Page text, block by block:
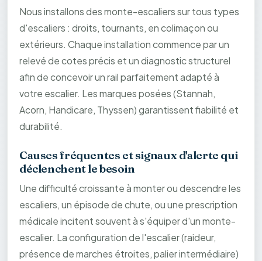
Nous installons des monte-escaliers sur tous types
d'escaliers : droits, tournants, en colimaçon ou
extérieurs. Chaque installation commence par un
relevé de cotes précis et un diagnostic structurel
afin de concevoir un rail parfaitement adapté à
votre escalier. Les marques posées (Stannah,
Acorn, Handicare, Thyssen) garantissent fiabilité et
durabilité.
Causes fréquentes et signaux d'alerte qui
déclenchent le besoin
Une difficulté croissante à monter ou descendre les
escaliers, un épisode de chute, ou une prescription
médicale incitent souvent à s'équiper d'un monte-
escalier. La configuration de l'escalier (raideur,
présence de marches étroites, palier intermédiaire)